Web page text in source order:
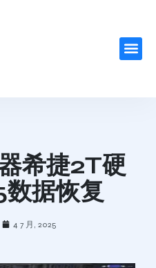
希捷2T硬
据恢复
4 7 月, 2025